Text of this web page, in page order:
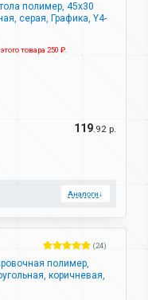
полимер, 45х30
серая, Графика, Y4-
товара 250 ₽.
119 .92 р.
Аналоги↓
(24)
полимер,
коричневая,